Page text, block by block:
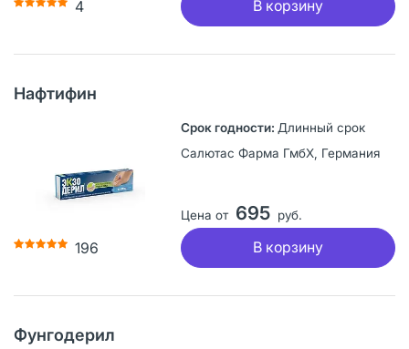
4 В корзину
Нафтифин
196
Длинный срок
Салютас Фарма ГмбХ, Германия
Цена от 695 руб.
В корзину
Фунгодерил